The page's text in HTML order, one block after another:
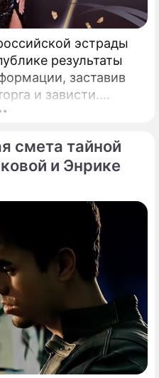
эстрады
результаты
заставив
и зависти.
всегда
снимки
бурю в Сети.
смета тайной
и Энрике